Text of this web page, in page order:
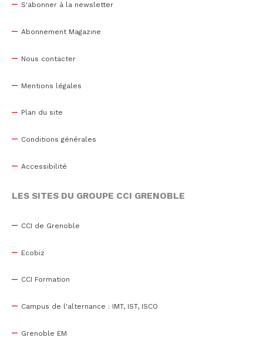
S'abonner à la newsletter
Abonnement Magazine
Nous contacter
Mentions légales
Plan du site
Conditions générales
Accessibilité
LES SITES DU GROUPE CCI GRENOBLE
CCI de Grenoble
Ecobiz
CCI Formation
Campus de l'alternance : IMT, IST, ISCO
Grenoble EM